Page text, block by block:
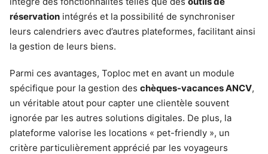
réservation intégrés et la possibilité de synchroniser
leurs calendriers avec d’autres plateformes, facilitant ainsi
la gestion de leurs biens.
Parmi ces avantages, Toploc met en avant un module
spécifique pour la gestion des chèques-vacances ANCV,
un véritable atout pour capter une clientèle souvent
ignorée par les autres solutions digitales. De plus, la
plateforme valorise les locations « pet-friendly », un
critère particulièrement apprécié par les voyageurs